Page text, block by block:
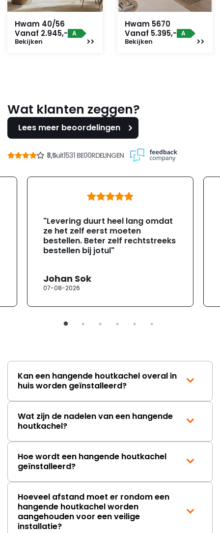
Hwam 40/56
Vanaf 2.945,- A
Bekijken
Hwam 5670
Vanaf 5.395,- A
Bekijken
Wat klanten zeggen?
Lees meer beoordelingen
8,5uit1531 BE00RDELINGEN
"Levering duurt heel lang omdat
ze het zelf eerst moeten
bestellen. Beter zelf rechtstreeks
bestellen bij jotul"
Johan Sok
07-08-2026
Kan een hangende houtkachel overal in
huis worden geïnstalleerd?
Wat zijn de nadelen van een hangende
houtkachel?
Hoe wordt een hangende houtkachel
geïnstalleerd?
Hoeveel afstand moet er rondom een
hangende houtkachel worden
aangehouden voor een veilige
installatie?